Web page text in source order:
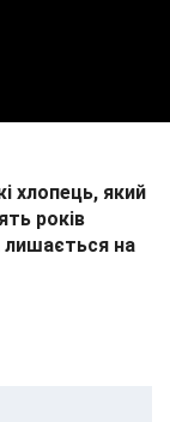
хлопець, який
років
лишається на